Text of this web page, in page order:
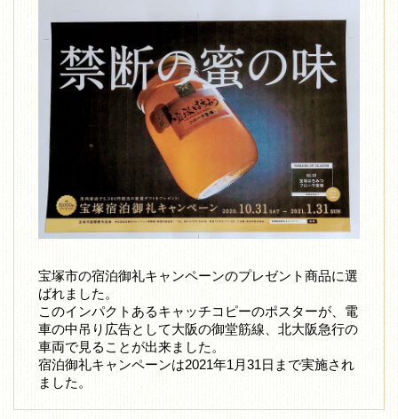
宝塚市の宿泊御礼キャンペーンのプレゼント商品に選
ばれました。
このインパクトあるキャッチコピーのポスターが、電
車の中吊り広告として大阪の御堂筋線、北大阪急行の
車両で見ることが出来ました。
宿泊御礼キャンペーンは2021年1月31日まで実施され
ました。